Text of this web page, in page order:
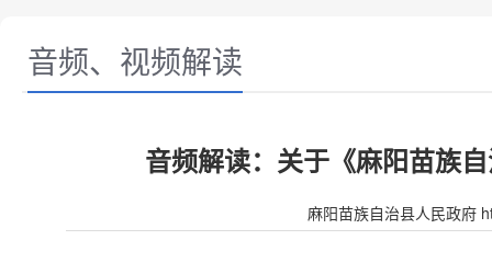
音频、视频解读
音频解读：关于《麻阳苗族
麻阳苗族自治县人民政府